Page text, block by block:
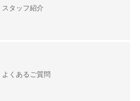
スタッフ紹介
よくあるご質問